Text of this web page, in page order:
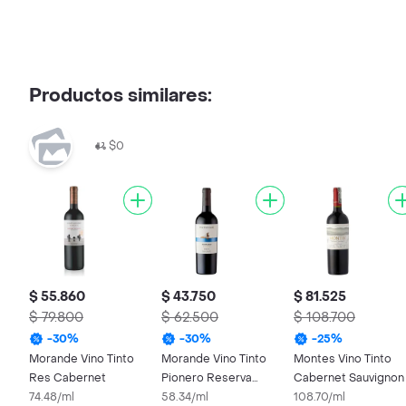
Productos similares:
$0
$ 55.860
$ 79.800
-30%
Morande Vino Tinto
Res Cabernet
74.48/ml
$ 43.750
$ 62.500
-30%
Morande Vino Tinto
Pionero Reserva
Merlot
58.34/ml
$ 81.525
$ 108.700
-25%
Montes Vino Tinto
Cabernet Sauvignon
108.70/ml